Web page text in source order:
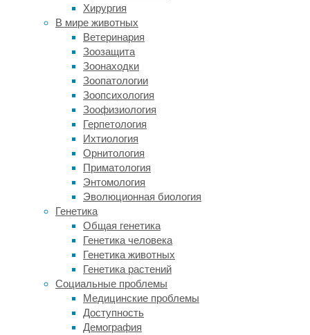
Хирургия
В мире животных
Ветеринария
Зоозащита
Зоонаходки
Зоопатологии
Зоопсихология
Зоофизиология
Герпетология
Ихтиология
Орнитология
Приматология
Энтомология
Эволюционная биология
Генетика
Общая генетика
Генетика человека
Генетика животных
Генетика растений
Социальные проблемы
Медицинские проблемы
Доступность
Демография
могут
стать
причиной
появления
коррозии.
Причём
камни
есть
только
просёлочных
дорогах,
но
городских
трассах.
Основная
задача
антигравийной
плёнки